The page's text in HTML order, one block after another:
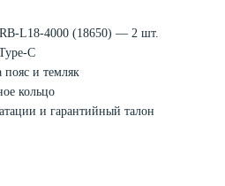
L18-4000 (18650) — 2 шт.
C
пояс и темляк
кольцо
и гарантийный талон